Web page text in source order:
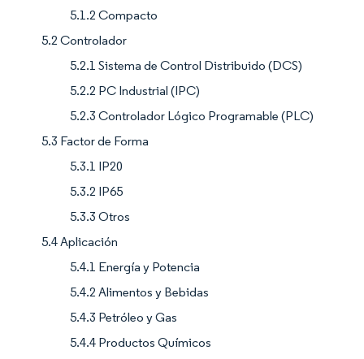
5.1.2 Compacto
5.2 Controlador
5.2.1 Sistema de Control Distribuido (DCS)
5.2.2 PC Industrial (IPC)
5.2.3 Controlador Lógico Programable (PLC)
5.3 Factor de Forma
5.3.1 IP20
5.3.2 IP65
5.3.3 Otros
5.4 Aplicación
5.4.1 Energía y Potencia
5.4.2 Alimentos y Bebidas
5.4.3 Petróleo y Gas
5.4.4 Productos Químicos